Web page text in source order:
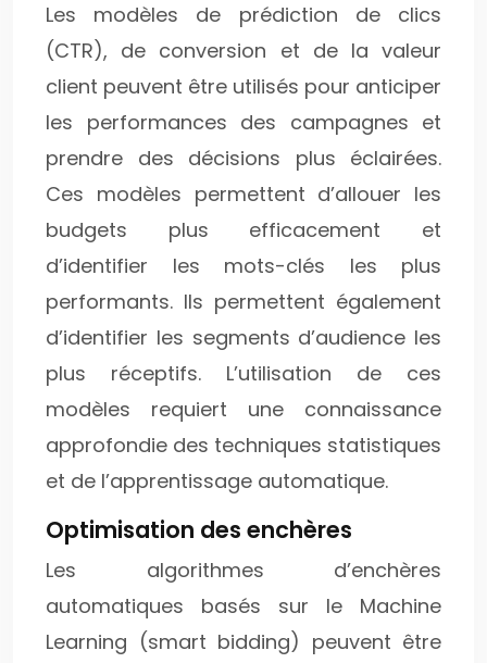
Les modèles de prédiction de clics
(CTR), de conversion et de la valeur
client peuvent être utilisés pour anticiper
les performances des campagnes et
prendre des décisions plus éclairées.
Ces modèles permettent d’allouer les
budgets plus efficacement et
d’identifier les mots-clés les plus
performants. Ils permettent également
d’identifier les segments d’audience les
plus réceptifs. L’utilisation de ces
modèles requiert une connaissance
approfondie des techniques statistiques
et de l’apprentissage automatique.
Optimisation des enchères
Les algorithmes d’enchères
automatiques basés sur le Machine
Learning (smart bidding) peuvent être